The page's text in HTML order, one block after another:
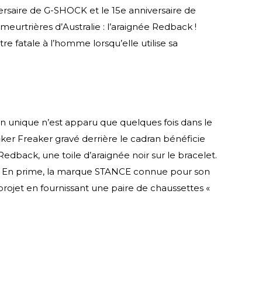
de G-SHOCK et le 15e anniversaire de
d’Australie : l’araignée Redback !
fatale à l’homme lorsqu’elle utilise sa
unique n’est apparu que quelques fois dans le
Freaker gravé derrière le cadran bénéficie
une toile d’araignée noir sur le bracelet.
prime, la marque STANCE connue pour son
en fournissant une paire de chaussettes «